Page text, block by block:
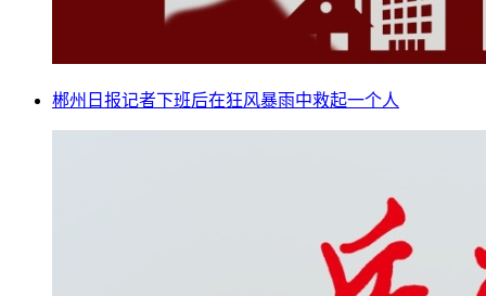
郴州日报记者下班后在狂风暴雨中救起一个人